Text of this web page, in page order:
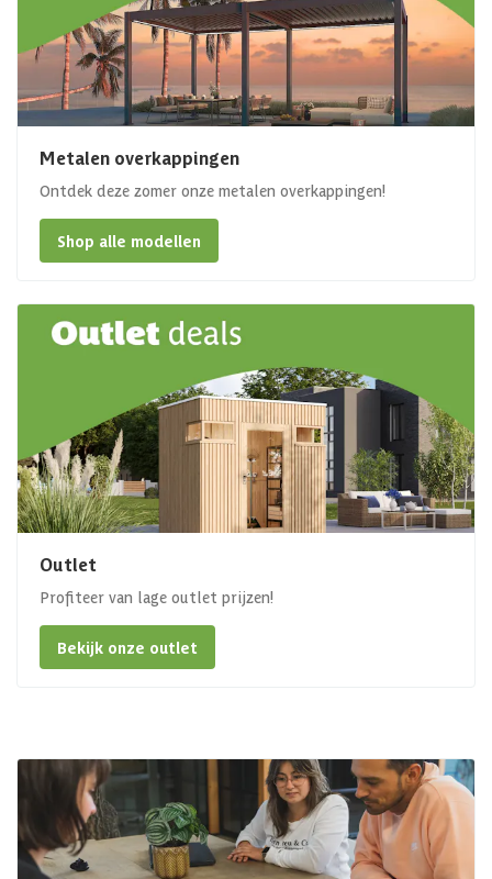
Metalen overkappingen
Ontdek deze zomer onze metalen overkappingen!
Shop alle modellen
Outlet
Profiteer van lage outlet prijzen!
Bekijk onze outlet